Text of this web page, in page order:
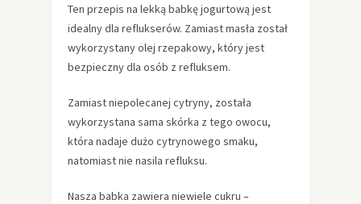
Ten przepis na lekką babkę jogurtową jest
idealny dla reflukserów. Zamiast masła został
wykorzystany olej rzepakowy, który jest
bezpieczny dla osób z refluksem.
Zamiast niepolecanej cytryny, została
wykorzystana sama skórka z tego owocu,
która nadaje dużo cytrynowego smaku,
natomiast nie nasila refluksu.
Nasza babka zawiera niewiele cukru –